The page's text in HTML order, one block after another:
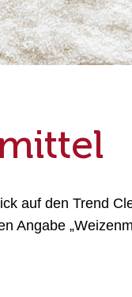
auf den Trend
Angabe